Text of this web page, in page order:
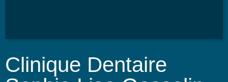
Clinique Dentaire